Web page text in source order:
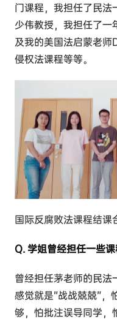
门课程，我担任了民法
少伟教授，我担任了
及我的美国法启蒙老
侵权法课程等等。
国际反腐败法课程结课
Q. 学姐曾经担任一些
曾经担任茅老师的民法
感觉就是“战战兢兢”，
够，怕批注误导同学，